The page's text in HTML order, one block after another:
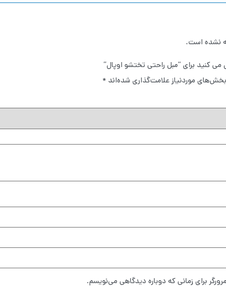
نشده است.
می کنید برای “مبل راحتی تختشو اوپال”
بخش‌های موردنیاز علامت‌گذاری شده‌اند *
برای زمانی که دوباره دیدگاهی می‌نویسم.